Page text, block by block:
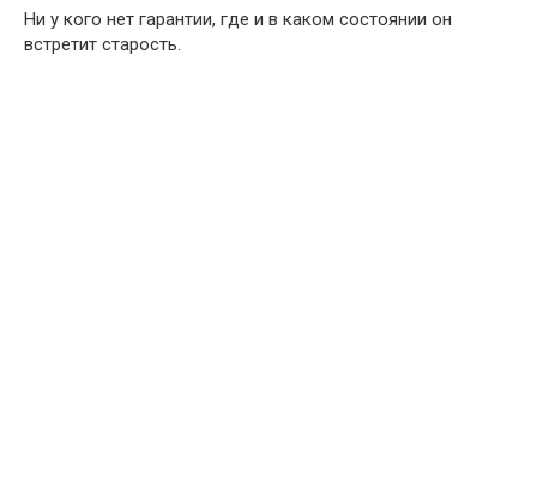
Ни у кого нет гарантии, где и в каком состоянии он
встретит старость.